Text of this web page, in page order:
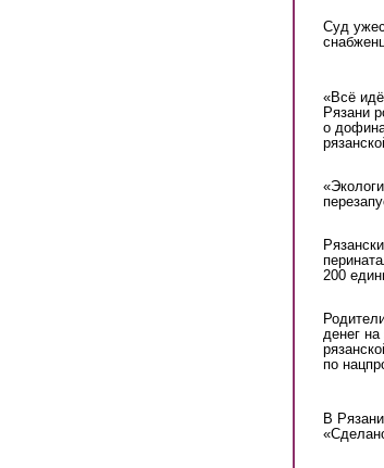
Суд
«Всё
Рязани
о
200
денег
по
В